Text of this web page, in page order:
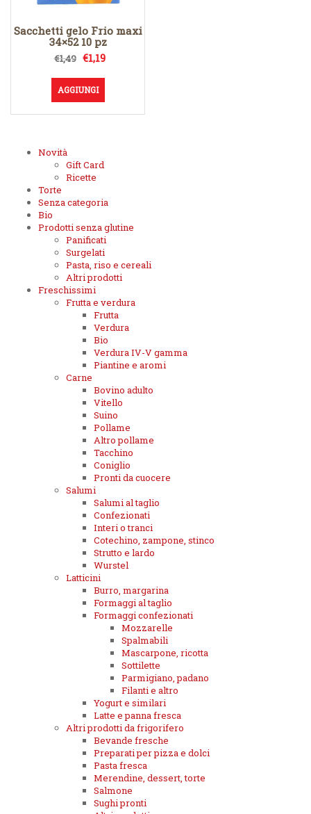
Sacchetti gelo Frio maxi
34×52 10 pz
€1,49 Il
originale
era:
€1,49.
€1,19Il
è:
€1,19.
AGGIUNGI
Novità
Gift Card
Ricette
Torte
Senza categoria
Bio
Prodotti senza glutine
Panificati
Surgelati
Pasta, riso e cereali
Altri prodotti
Freschissimi
Frutta e verdura
Frutta
Verdura
Bio
Verdura IV-V gamma
Piantine e aromi
Carne
Bovino adulto
Vitello
Suino
Pollame
Altro pollame
Tacchino
Coniglio
Pronti da cuocere
Salumi
Salumi al taglio
Confezionati
Interi o tranci
Cotechino, zampone, stinco
Strutto e lardo
Wurstel
Latticini
Burro, margarina
Formaggi al taglio
Formaggi confezionati
Mozzarelle
Spalmabili
Mascarpone, ricotta
Sottilette
Parmigiano, padano
Filanti e altro
Yogurt e similari
Latte e panna fresca
Altri prodotti da frigorifero
Bevande fresche
Preparati per pizza e dolci
Pasta fresca
Merendine, dessert, torte
Salmone
Sughi pronti